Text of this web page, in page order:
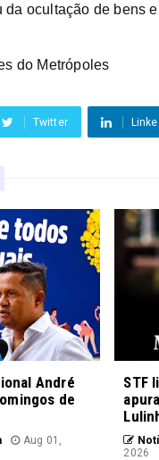
da ocultação de bens
do Metrópoles
Twitter
André
de
Aug 01,
STF
2026